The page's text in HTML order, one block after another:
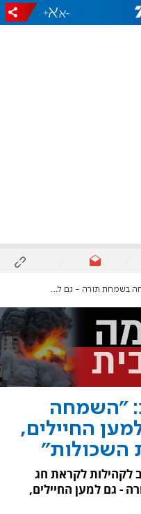
-
+
החיילים, השבויים והמשפחות השכולות"
"השמחה
החיילים,
השכולות"
לקהילות לקראת חג
גם למען החיילים,